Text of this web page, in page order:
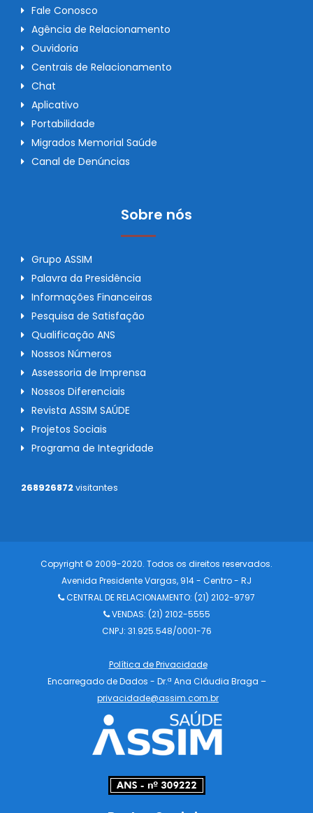
Fale Conosco
Agência de Relacionamento
Ouvidoria
Centrais de Relacionamento
Chat
Aplicativo
Portabilidade
Migrados Memorial Saúde
Canal de Denúncias
Sobre nós
Grupo ASSIM
Palavra da Presidência
Informações Financeiras
Pesquisa de Satisfação
Qualificação ANS
Nossos Números
Assessoria de Imprensa
Nossos Diferenciais
Revista ASSIM SAÚDE
Projetos Sociais
Programa de Integridade
268926872visitantes
Copyright © 2009-2020. Todos os direitos reservados.
Avenida Presidente Vargas, 914 - Centro - RJ
CENTRAL DE RELACIONAMENTO: (21) 2102-9797
VENDAS: (21) 2102-5555
CNPJ: 31.925.548/0001-76
Política de Privacidade
Encarregado de Dados - Dr.ª Ana Cláudia Braga –
privacidade@assim.com.br